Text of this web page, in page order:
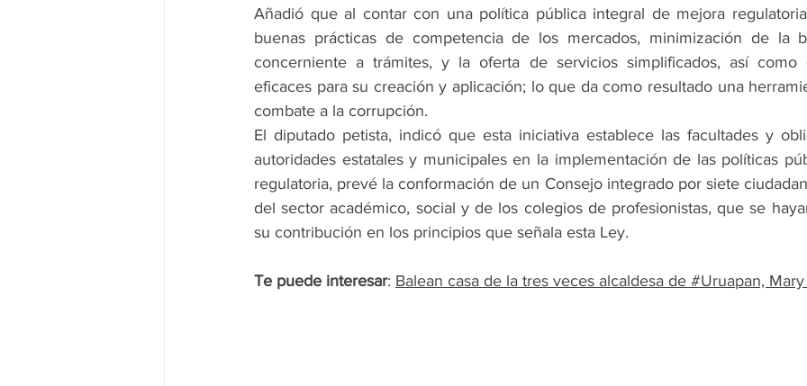
Añadió que al contar con una política pública integral de mejora
buenas prácticas de competencia de los mercados, minimización de la
concerniente a trámites, y la oferta de servicios simplificados, así como
eficaces para su creación y aplicación; lo que da como resultado una
combate a la corrupción.
El diputado petista, indicó que esta iniciativa establece las facultades y
autoridades estatales y municipales en la implementación de las políticas
regulatoria, prevé la conformación de un Consejo integrado por siete
del sector académico, social y de los colegios de profesionistas, que se
su contribución en los principios que señala esta Ley.
Te puede interesar: Balean casa de la tres veces alcaldesa de #Uruapan,